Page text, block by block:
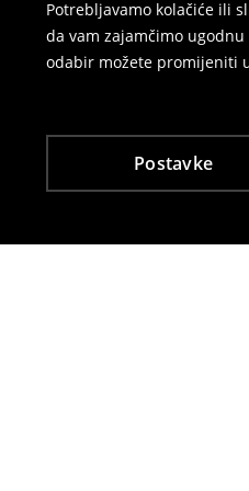
Potrebljavamo kolačiće ili
da vam zajamčimo
odabir možete promijeniti
Postavke